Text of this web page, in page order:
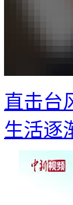
直击台
生活逐